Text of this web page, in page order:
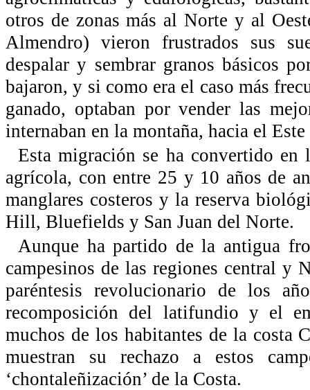
otros de zonas más al Norte y al
Almendro) vieron frustrados sus
despalar y sembrar granos básicos
bajaron, y si como era el caso más
ganado, optaban por vender las
internaban en la montaña, hacia el
Esta migración se ha convertido
agrícola, con entre 25 y 10 años de
manglares costeros y la reserva
Hill, Bluefields y San Juan del Norte.
Aunque ha partido de la antigua
campesinos de las regiones central y
paréntesis revolucionario de los
recomposición del latifundio y el
muchos de los habitantes de la costa
muestran su rechazo a estos
‘chontaleñización’ de la Costa.